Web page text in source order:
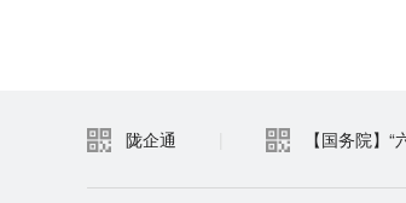
陇企通 【国务院】“